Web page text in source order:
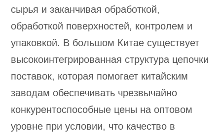
сырья и заканчивая обработкой,
обработкой поверхностей, контролем и
упаковкой. В большом Китае существует
высокоинтегрированная структура цепочки
поставок, которая помогает китайским
заводам обеспечивать чрезвычайно
конкурентоспособные цены на оптовом
уровне при условии, что качество в